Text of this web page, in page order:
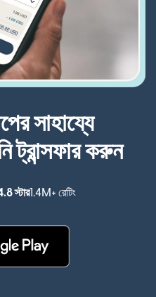
সাহায্যে
ট্রান্সফার করুন
স্টার1.4M+ রেটিং